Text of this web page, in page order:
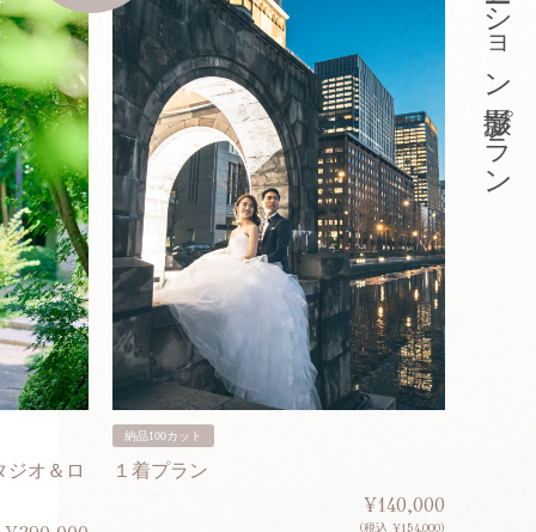
ジオ＆ロ
納品100カット
１着プラン
¥140,000
(税込 ¥154,000)
東京ロケーション撮影プラン